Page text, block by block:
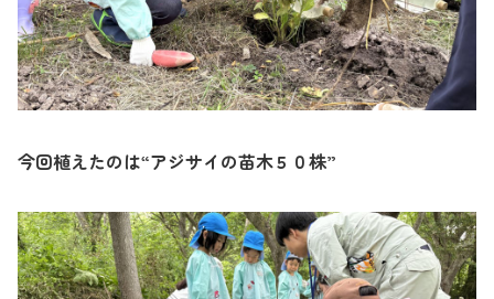
今回植えたのは“アジサイの苗木５０株”